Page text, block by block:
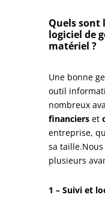
Quels sont
logiciel de
matériel ?
Une bonne
outil
nombreux
financierset
entreprise,
sa
plusieurs
1 – Suivi et